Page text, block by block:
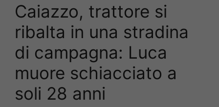
Caiazzo, trattore si
ribalta in una stradina
di campagna: Luca
muore schiacciato a
soli 28 anni